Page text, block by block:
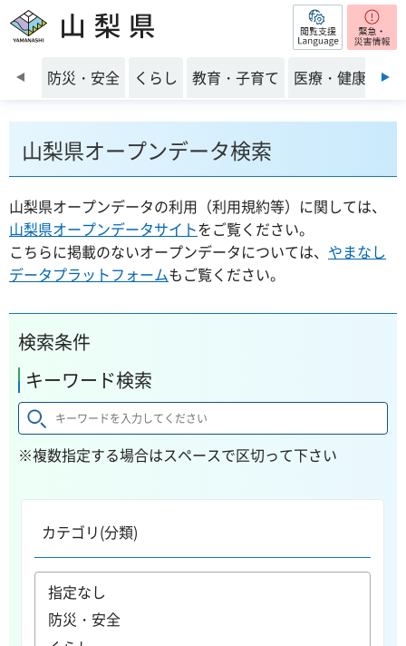
山梨県 閲覧支援
前のスライドを表示
防災・安全 くらし 教育・子育て 医療・健康・福
山梨県オープンデータ検索
山梨県オープンデータの利用（利用規約等）に関しては、
山梨県オープンデータサイトをご覧ください。
こちらに掲載のないオープンデータについては、 やまなし
データプラットフォームもご覧ください。
検索条件
キーワード検索
※複数指定する場合はスペースで区切って下さい
カテゴリ(分類)